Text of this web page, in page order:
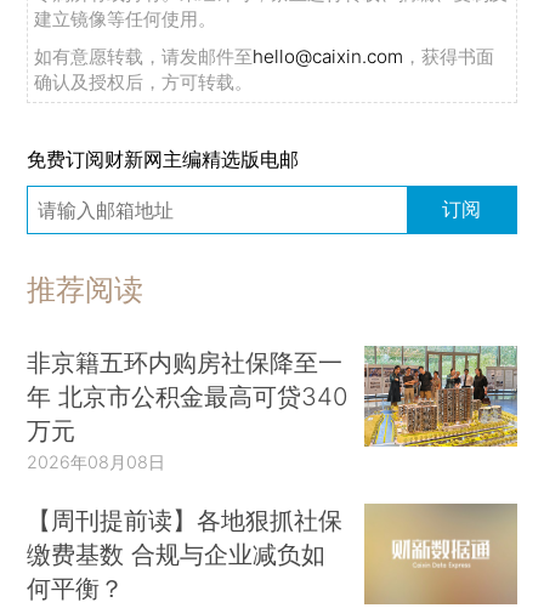
建立镜像等任何使用。
如有意愿转载，请发邮件至hello@caixin.com ，获得书面
确认及授权后，方可转载。
免费订阅财新网主编精选版电邮
订阅
推荐阅读
非京籍五环内购房社保降至一
年 北京市公积金最高可贷340
万元
2026年08月08日
【周刊提前读】各地狠抓社保
缴费基数 合规与企业减负如
何平衡？